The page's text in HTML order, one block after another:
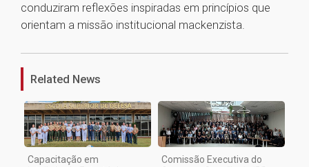
conduziram reflexões inspiradas em princípios que
orientam a missão institucional mackenzista.
1
Related News
Capacitação em
Comissão Executiva do